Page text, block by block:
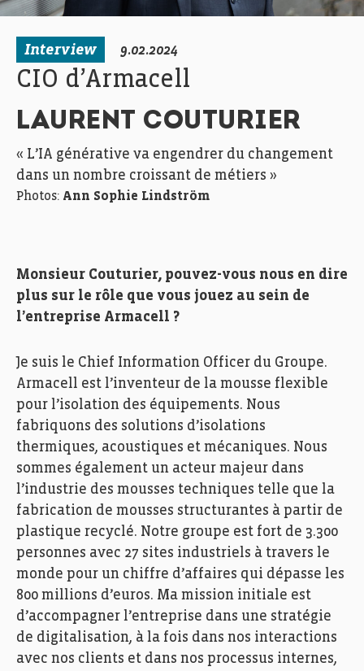
Interview 9.02.2024
CIO d’Armacell
LAURENT COUTURIER
« L’IA générative va engendrer du changement
dans un nombre croissant de métiers »
Photos: Ann Sophie Lindström
Monsieur Couturier, pouvez-vous nous en dire
plus sur le rôle que vous jouez au sein de
l’entreprise Armacell ?
Je suis le Chief Information Officer du Groupe.
Armacell est l’inventeur de la mousse flexible
pour l’isolation des équipements. Nous
fabriquons des solutions d’isolations
thermiques, acoustiques et mécaniques. Nous
sommes également un acteur majeur dans
l’industrie des mousses techniques telle que la
fabrication de mousses structurantes à partir de
plastique recyclé. Notre groupe est fort de 3.300
personnes avec 27 sites industriels à travers le
monde pour un chiffre d’affaires qui dépasse les
800 millions d’euros. Ma mission initiale est
d’accompagner l’entreprise dans une stratégie
de digitalisation, à la fois dans nos interactions
avec nos clients et dans nos processus internes,